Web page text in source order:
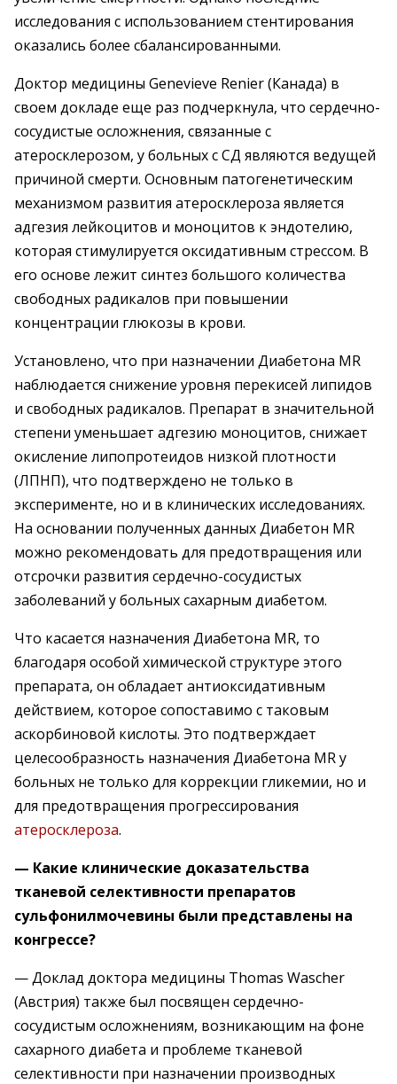
исследования с использованием стентирования
оказались более сбалансированными.
Доктор медицины Genevieve Renier (Канада) в
своем докладе еще раз подчеркнула, что сердечно-
сосудистые осложнения, связанные с
атеросклерозом, у больных с СД являются ведущей
причиной смерти. Основным патогенетическим
механизмом развития атеросклероза является
адгезия лейкоцитов и моноцитов к эндотелию,
которая стимулируется оксидативным стрессом. В
его основе лежит синтез большого количества
свободных радикалов при повышении
концентрации глюкозы в крови.
Установлено, что при назначении Диабетона MR
наблюдается снижение уровня перекисей липидов
и свободных радикалов. Препарат в значительной
степени уменьшает адгезию моноцитов, снижает
окисление липопротеидов низкой плотности
(ЛПНП), что подтверждено не только в
эксперименте, но и в клинических исследованиях.
На основании полученных данных Диабетон MR
можно рекомендовать для предотвращения или
отсрочки развития сердечно-сосудистых
заболеваний у больных сахарным диабетом.
Что касается назначения Диабетона MR, то
благодаря особой химической структуре этого
препарата, он обладает антиоксидативным
действием, которое сопоставимо с таковым
аскорбиновой кислоты. Это подтверждает
целесообразность назначения Диабетона MR у
больных не только для коррекции гликемии, но и
для предотвращения прогрессирования
атеросклероза.
— Какие клинические доказательства
тканевой селективности препаратов
сульфонилмочевины были представлены на
конгрессе?
— Доклад доктора медицины Thomas Wasсher
(Австрия) также был посвящен сердечно-
сосудистым осложнениям, возникающим на фоне
сахарного диабета и проблеме тканевой
селективности при назначении производных